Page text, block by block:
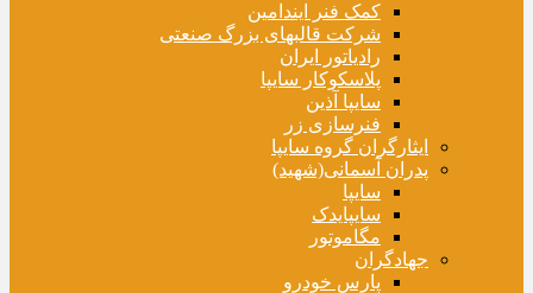
کمک فنر ایندامین
شرکت قالبهای بزرگ صنعتی
رادیاتور ایران
پلاسکوکار سایپا
سایپا آذین
فنرسازی زر
ایثارگران گروه سایپا
پدران آسمانی(شهید)
سایپا
سایپایدک
مگاموتور
جهادگران
پارس خودرو